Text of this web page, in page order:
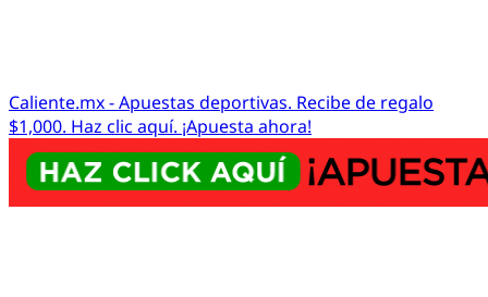
Caliente.mx - Apuestas deportivas. Recibe de regalo
$1,000. Haz clic aquí. ¡Apuesta ahora!